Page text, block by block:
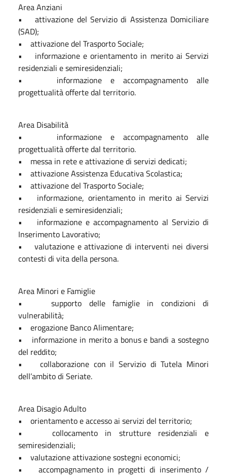
Area Anziani
• attivazione del Servizio di Assistenza Domiciliare
(SAD);
• attivazione del Trasporto Sociale;
• informazione e orientamento in merito ai Servizi
residenziali e semiresidenziali;
• informazione e accompagnamento alle
progettualità offerte dal territorio.
Area Disabilità
• informazione e accompagnamento alle
progettualità offerte dal territorio.
• messa in rete e attivazione di servizi dedicati;
• attivazione Assistenza Educativa Scolastica;
• attivazione del Trasporto Sociale;
• informazione, orientamento in merito ai Servizi
residenziali e semiresidenziali;
• informazione e accompagnamento al Servizio di
Inserimento Lavorativo;
• valutazione e attivazione di interventi nei diversi
contesti di vita della persona.
Area Minori e Famiglie
• supporto delle famiglie in condizioni di
vulnerabilità;
• erogazione Banco Alimentare;
• informazione in merito a bonus e bandi a sostegno
del reddito;
• collaborazione con il Servizio di Tutela Minori
dell’ambito di Seriate.
Area Disagio Adulto
• orientamento e accesso ai servizi del territorio;
• collocamento in strutture residenziali e
semiresidenziali;
• valutazione attivazione sostegni economici;
• accompagnamento in progetti di inserimento /